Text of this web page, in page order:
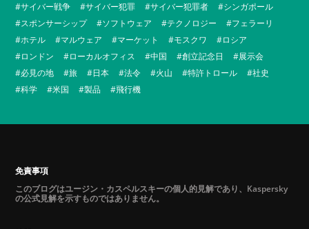
サイバー戦争
サイバー犯罪 サイバー犯罪者
シンガポール
スポンサーシップ
ソフトウェア テクノロジー
フェラーリ
ホテル
マルウェア マーケット モスクワ
ロシア
ロンドン
ローカルオフィス 中国 創立記念日
展示会
必見の地
旅 日本 法令 火山 特許トロール
社史
科学
米国 製品 飛行機
免責事項
このブログはユージン・カスペルスキーの個人的見解であり、Kaspersky
の公式見解を示すものではありません。